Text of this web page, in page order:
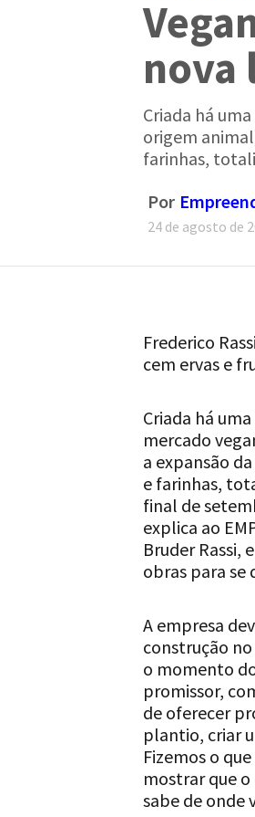
nova
Criada há
origem
farinhas,
Por
24 de agosto de
Frederico
cem ervas e
Criada há
mercado
a expansão
e farinhas,
final de
explica ao
Bruder Rassi,
obras para se
A empresa
construção no
o momento
promissor,
de oferecer
plantio, criar
Fizemos o
mostrar que
sabe de onde